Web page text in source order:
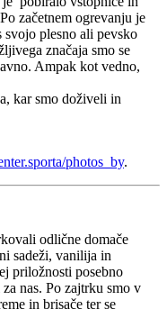
začetnem ogrevanju je
svojo plesno ali pevsko
značaja smo se
Ampak kot vedno,
kar smo doživeli in
photos_by.
odlične domače
sadeži, vanilija in
priložnosti posebno
nas. Po zajtrku smo v
in brisače ter se